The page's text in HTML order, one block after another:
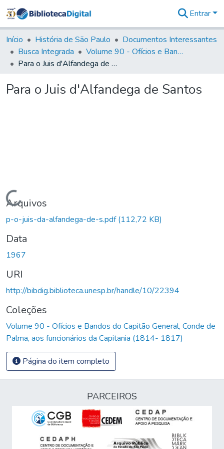
&
Coleções
Tudo na
Biblioteca
Estatísticas
Entrar
Início História de São Paulo
Documentos Interessantes
Busca Integrada
Volume 90 - Ofícios e Bandos do Capitão General, Conde de Palma, aos funcionários da Capitania (1814- 1817)
Para o Juis d'Alfandega de Santos
Para o Juis d'Alfandega de Santos
Carregando...
Arquivos
p-o-juis-da-alfandega-de-s.pdf(112,72 KB)
Data
1967
URI
http://bibdig.biblioteca.unesp.br/handle/10/22394
Coleções
Volume 90 - Ofícios e Bandos do Capitão General, Conde de
Palma, aos funcionários da Capitania (1814- 1817)
Página do item completo
PARCEIROS